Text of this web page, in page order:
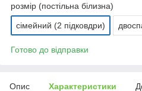
розмір (постільна білизна)
сімейний (2 підковдри)
Готово до відправки
Опис Характеристики